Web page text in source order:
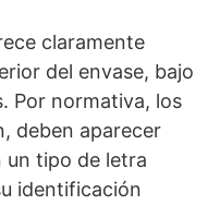
claramente
del envase, bajo
Por normativa, los
deben aparecer
un tipo de letra
identificación